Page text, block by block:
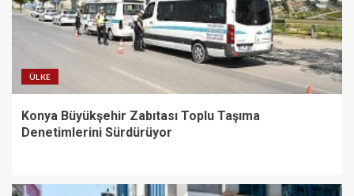
ÜLKE
Konya Büyükşehir Zabıtası Toplu Taşıma
Denetimlerini Sürdürüyor